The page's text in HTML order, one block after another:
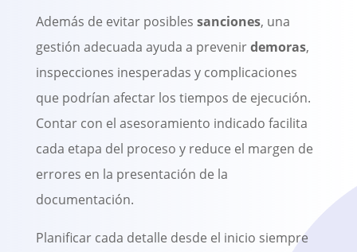
Además de evitar posibles sanciones, una
gestión adecuada ayuda a prevenirdemoras,
inspecciones inesperadas y complicaciones
que podrían afectar los tiempos de ejecución.
Contar con el asesoramiento indicado facilita
cada etapa del proceso y reduce el margen de
errores en la presentación de la
documentación.
Planificar cada detalle desde el inicio siempre